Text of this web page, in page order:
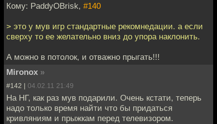
Кому: PaddyOBrisk, #140
> это у мув игр стандартные рекомнедации. а если
сверху то ее желательно вниз до упора наклонить.
А можно в потолок, и отважно прыгать!!!
Mironox »
#142 | 04.02.11 21:49
На НГ, как раз мув подарили. Очень кстати, теперь
надо только время найти что бы придаться
кривляниям и прыжкам перед телевизором.